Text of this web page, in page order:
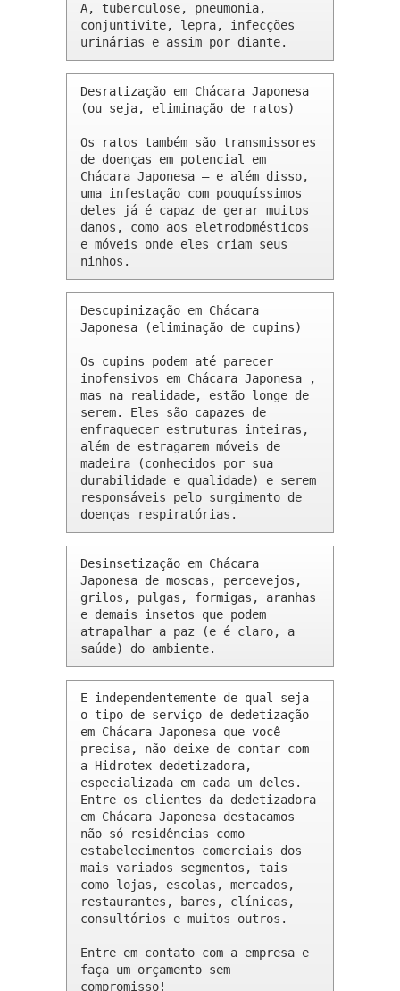
A, tuberculose, pneumonia,
conjuntivite, lepra, infecções
urinárias e assim por diante.
Desratização em Chácara Japonesa
(ou seja, eliminação de ratos)
Os ratos também são transmissores
de doenças em potencial em
Chácara Japonesa – e além disso,
uma infestação com pouquíssimos
deles já é capaz de gerar muitos
danos, como aos eletrodomésticos
e móveis onde eles criam seus
ninhos.
Descupinização em Chácara
Japonesa (eliminação de cupins)
Os cupins podem até parecer
inofensivos em Chácara Japonesa ,
mas na realidade, estão longe de
serem. Eles são capazes de
enfraquecer estruturas inteiras,
além de estragarem móveis de
madeira (conhecidos por sua
durabilidade e qualidade) e serem
responsáveis pelo surgimento de
doenças respiratórias.
Desinsetização em Chácara
Japonesa de moscas, percevejos,
grilos, pulgas, formigas, aranhas
e demais insetos que podem
atrapalhar a paz (e é claro, a
saúde) do ambiente.
E independentemente de qual seja
o tipo de serviço de dedetização
em Chácara Japonesa que você
precisa, não deixe de contar com
a Hidrotex dedetizadora,
especializada em cada um deles.
Entre os clientes da dedetizadora
em Chácara Japonesa destacamos
não só residências como
estabelecimentos comerciais dos
mais variados segmentos, tais
como lojas, escolas, mercados,
restaurantes, bares, clínicas,
consultórios e muitos outros.
Entre em contato com a empresa e
faça um orçamento sem
compromisso!